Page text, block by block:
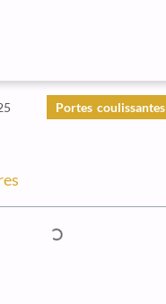
Portes coulissantes